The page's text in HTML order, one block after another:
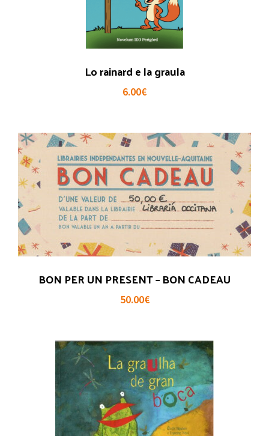
Lo rainard e la graula
6.00€
BON PER UN PRESENT – BON CADEAU
50.00€